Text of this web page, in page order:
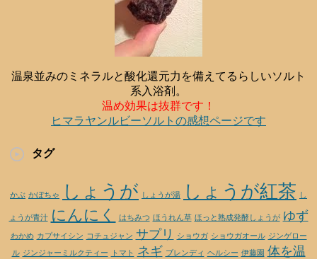
温泉並みのミネラルと酸化還元力を備えてるらしいソルト
系入浴剤。
温め効果は抜群です！
ヒマラヤンルビーソルトの感想ページです
タグ
かぶ かぼちゃ しょうが しょうが湯 しょうが紅茶 し
ょうが青汁 にんにく はちみつ ほうれん草 ほっと熟成発酵しょうが ゆず
わかめ カプサイシン コチュジャン サプリ ショウガ ショウガオール ジンゲロー
ル ジンジャーミルクティー トマト ネギ ブレンディ ヘルシー 伊藤園 体を温